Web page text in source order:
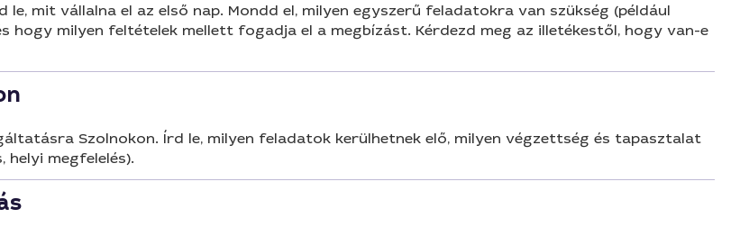
mit vállalna el az első nap. Mondd el, milyen egyszerű feladatokra van szükség (például
milyen feltételek mellett fogadja el a megbízást. Kérdezd meg az illetékestől, hogy van-e
Szolnokon. Írd le, milyen feladatok kerülhetnek elő, milyen végzettség és tapasztalat
helyi megfelelés).